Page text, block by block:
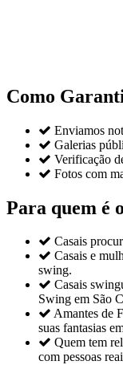
Como
 Enviamos
 Galerias
 Verificação
 Fotos com
Para quem é
 Casais
 Casais e
swing.
 Casais
Swing em São
 Amantes de
suas fantasias
 Quem tem
com pessoas